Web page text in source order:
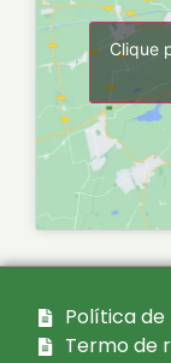
Clique
Política de
Termo de